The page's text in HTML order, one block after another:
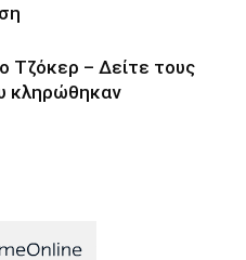
Τζόκερ – Δείτε τους
κληρώθηκαν